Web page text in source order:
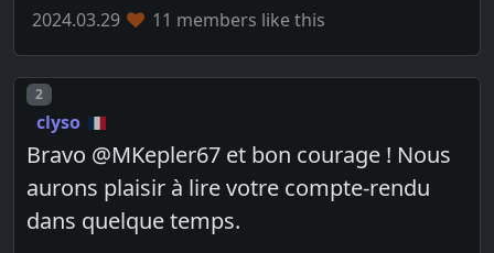
2024.03.29 11 members like this
Post number
2
clyso
Bravo @MKepler67 et bon courage ! Nous
aurons plaisir à lire votre compte-rendu
dans quelque temps.